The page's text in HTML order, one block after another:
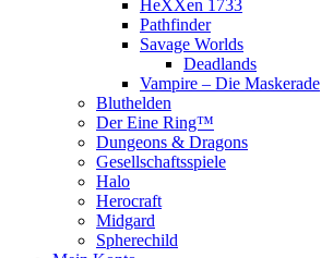
HeXXen 1733
Pathfinder
Savage Worlds
Deadlands
Vampire – Die Maskerade
Bluthelden
Der Eine Ring™
Dungeons & Dragons
Gesellschaftsspiele
Halo
Herocraft
Midgard
Spherechild